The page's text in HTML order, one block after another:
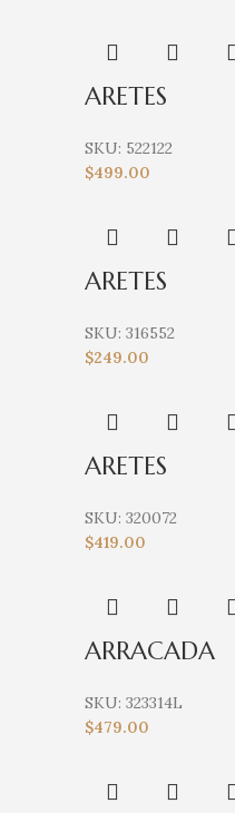
ARETES
SKU: 522122
$499.00
ARETES
SKU: 316552
$249.00
ARETES
SKU: 320072
$419.00
ARRACADA
SKU: 323314L
$479.00